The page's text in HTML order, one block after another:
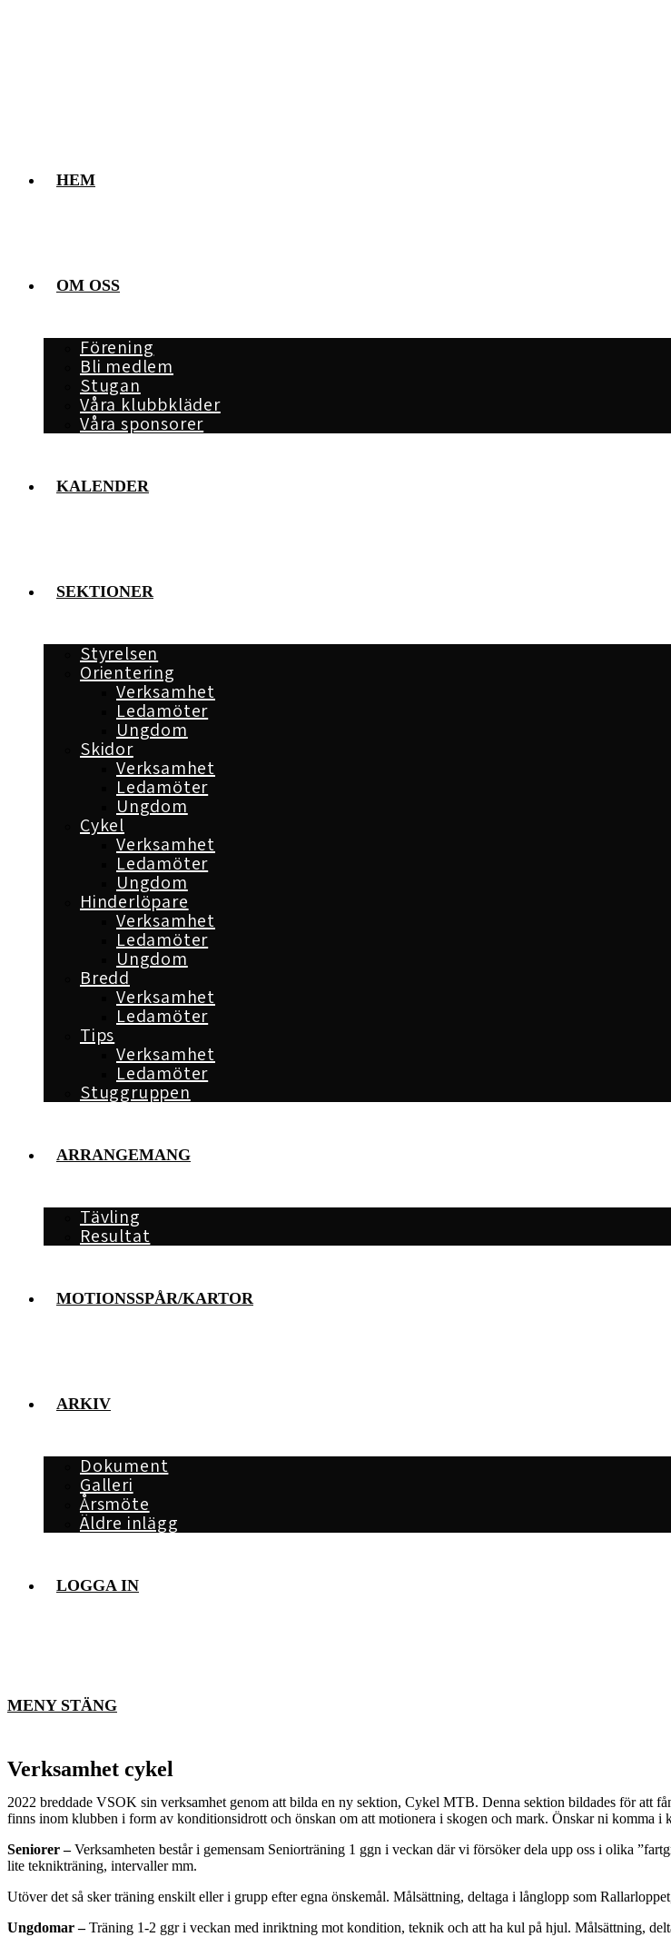
HEM
OM OSS
Förening
Bli medlem
Stugan
Våra klubbkläder
Våra sponsorer
KALENDER
SEKTIONER
Styrelsen
Orientering
Verksamhet
Ledamöter
Ungdom
Skidor
Verksamhet
Ledamöter
Ungdom
Cykel
Verksamhet
Ledamöter
Ungdom
Hinderlöpare
Verksamhet
Ledamöter
Ungdom
Bredd
Verksamhet
Ledamöter
Tips
Verksamhet
Ledamöter
Stuggruppen
ARRANGEMANG
Tävling
Resultat
MOTIONSSPÅR/KARTOR
ARKIV
Dokument
Galleri
Årsmöte
Äldre inlägg
LOGGA IN
MENY STÄNG
Verksamhet cykel
2022 breddade VSOK sin verksamhet genom att bilda en ny sektion, Cykel MTB. Denna sektion bildades för att
finns inom klubben i form av konditionsidrott och önskan om att motionera i skogen och mark. Önskar ni komma i
Seniorer –Verksamheten består i gemensam Seniorträning 1 ggn i veckan där vi försöker dela upp oss i olika
lite teknikträning, intervaller mm.
Utöver det så sker träning enskilt eller i grupp efter egna önskemål. Målsättning, deltaga i långlopp som
Ungdomar –Träning 1-2 ggr i veckan med inriktning mot kondition, teknik och att ha kul på hjul. Målsättning,